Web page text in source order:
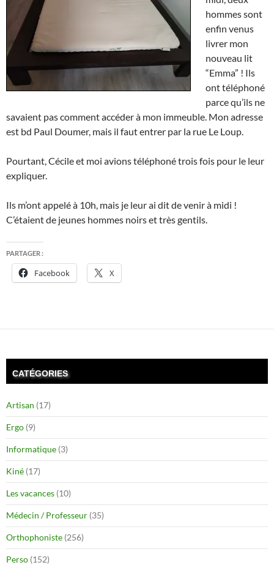
hommes sont
enfin venus
livrer mon
nouveau lit
“Emma” ! Ils
ont téléphoné
parce qu’ils ne
savaient pas comment accéder à mon immeuble. Mon adresse
est bd Paul Doumer, mais il faut entrer par la rue Le Loup.
Pourtant, Cécile et moi avions téléphoné trois fois pour le leur
expliquer.
Ils m’ont appelé à 10h, mais je leur ai dit de venir à midi !
C’étaient de jeunes hommes noirs et très gentils.
PARTAGER :
Facebook X
CATÉGORIES
Artisan (17)
Ergo (9)
Informatique (3)
Kiné (17)
Les vacances (10)
Médecin / Professeur (35)
Orthophoniste (256)
Perso (152)